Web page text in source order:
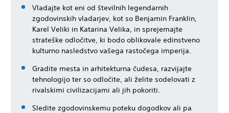
Vladajte kot eni od številnih legendarnih
zgodovinskih vladarjev, kot so Benjamin Franklin,
Karel Veliki in Katarina Velika, in sprejemajte
strateške odločitve, ki bodo oblikovale edinstveno
kulturno nasledstvo vašega rastočega imperija.
Gradite mesta in arhitekturna čudesa, razvijajte
tehnologijo ter so odločite, ali želite sodelovati z
rivalskimi civilizacijami ali jih pokoriti.
Sledite zgodovinskemu poteku dogodkov ali pa